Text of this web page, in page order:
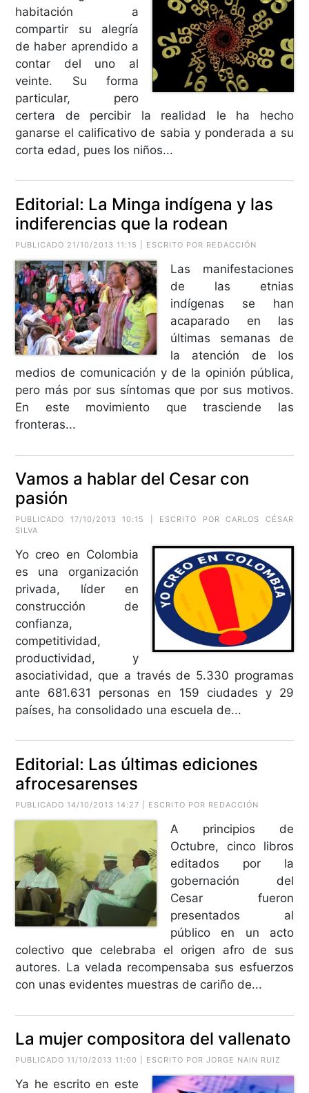
habitación a
compartir su alegría
de haber aprendido a
contar del uno al
veinte. Su forma
particular, pero
certera de percibir la realidad le ha hecho
ganarse el calificativo de sabia y ponderada a su
corta edad, pues los niños...
Editorial: La Minga indígena y las
indiferencias que la rodean
PUBLICADO 21/10/2013 11:15 | ESCRITO POR REDACCIÓN
Las manifestaciones
de las etnias
indígenas se han
acaparado en las
últimas semanas de
la atención de los
medios de comunicación y de la opinión pública,
pero más por sus síntomas que por sus motivos.
En este movimiento que trasciende las
fronteras...
Vamos a hablar del Cesar con
pasión
PUBLICADO 17/10/2013 10:15 | ESCRITO POR CARLOS CÉSAR
SILVA
Yo creo en Colombia
es una organización
privada, líder en
construcción de
confianza,
competitividad,
productividad, y
asociatividad, que a través de 5.330 programas
ante 681.631 personas en 159 ciudades y 29
países, ha consolidado una escuela de...
Editorial: Las últimas ediciones
afrocesarenses
PUBLICADO 14/10/2013 14:27 | ESCRITO POR REDACCIÓN
A principios de
Octubre, cinco libros
editados por la
gobernación del
Cesar fueron
presentados al
público en un acto
colectivo que celebraba el origen afro de sus
autores. La velada recompensaba sus esfuerzos
con unas evidentes muestras de cariño de...
La mujer compositora del vallenato
PUBLICADO 11/10/2013 11:00 | ESCRITO PORJORGE NAIN RUIZ
Ya he escrito en este